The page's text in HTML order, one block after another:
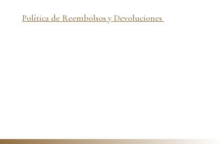
Política de Reembolsos y Devoluciones